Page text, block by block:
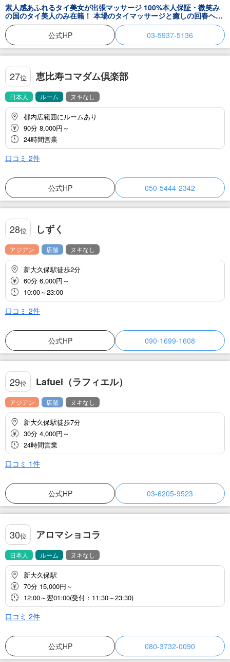
素人感あふれるタイ美女が出張マッサージ 100%本人保証・微笑み
の国のタイ美人のみ在籍！ 本場のタイマッサージと癒しの回春ヘル
スプレイ！
公式HP
03-5937-5136
27位 恵比寿コマダム倶楽部
日本人 ルーム ヌキなし
都内広範囲にルームあり
90分 8,000円～
24時間営業
口コミ 2件
公式HP 050-5444-2342
28位 しずく
アジアン 店舗 ヌキなし
新大久保駅徒歩2分
60分 6,000円～
10:00～23:00
口コミ 2件
公式HP 090-1699-1608
29位 Lafuel（ラフィエル）
アジアン 店舗 ヌキなし
新大久保駅徒歩7分
30分 4,000円～
24時間営業
口コミ 1件
公式HP 03-6205-9523
30位 アロマショコラ
日本人 ルーム ヌキなし
新大久保駅
70分 15,000円～
12:00～翌01:00(受付：11:30～23:30)
口コミ 2件
公式HP 080-3732-0090